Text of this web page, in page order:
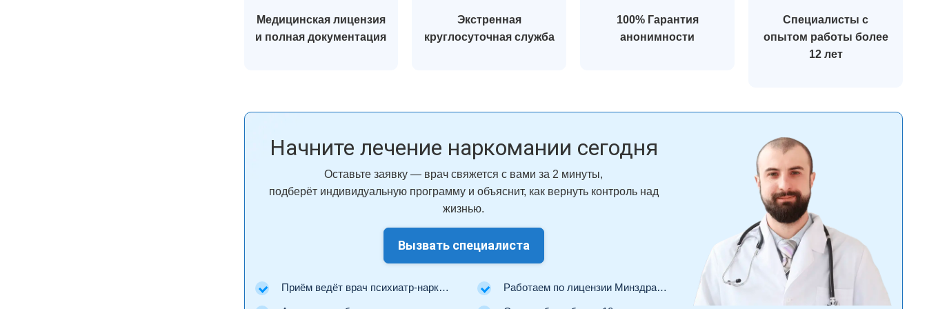
Медицинская лицензия
и полная документация
Экстренная
круглосуточная служба
100% Гарантия
анонимности
Специалисты с
опытом работы более
12 лет
Начните лечение наркомании сегодня
Оставьте заявку — врач свяжется с вами за 2 минуты,
подберёт индивидуальную программу и объяснит, как вернуть контроль над
жизнью.
Вызвать специалиста
Приём ведёт врач психиатр-нарколог. Работаем по лицензии Минздрава РФ.